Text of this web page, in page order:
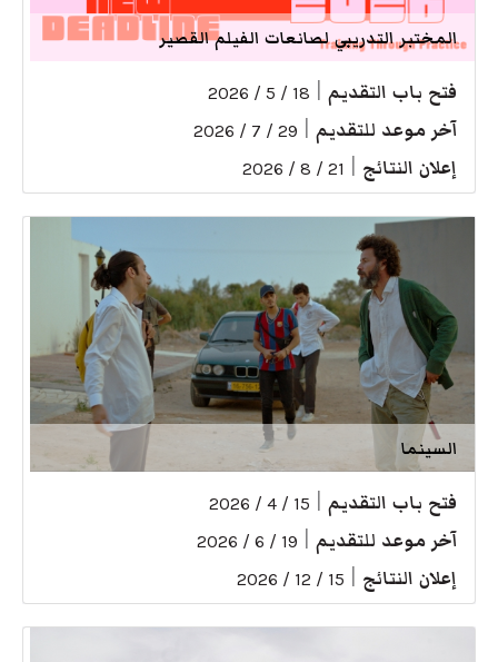
المختبر التدريبي لصانعات الفيلم القصير
فتح باب التقديم 18 / 5 / 2026
آخر موعد للتقديم 29 / 7 / 2026
إعلان النتائج 21 / 8 / 2026
السينما
فتح باب التقديم 15 / 4 / 2026
آخر موعد للتقديم 19 / 6 / 2026
إعلان النتائج 15 / 12 / 2026